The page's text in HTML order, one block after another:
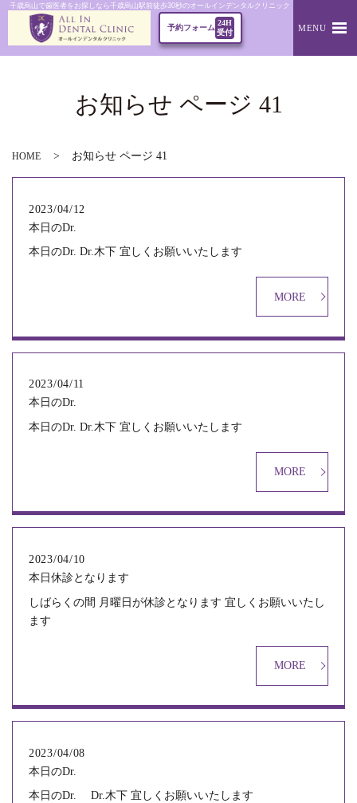
千歳烏山で歯医者をお探しなら千歳烏山駅前徒歩30秒のオールインデンタルクリニック｜本日のDr.
予約フォーム
24H
受付
MENU
お知らせ ページ 41
HOME お知らせ ページ 41
2023/04/12
本日のDr.
本日のDr. Dr.木下 宜しくお願いいたします
MORE
2023/04/11
本日のDr.
本日のDr. Dr.木下 宜しくお願いいたします
MORE
2023/04/10
本日休診となります
しばらくの間 月曜日が休診となります 宜しくお願いいたし
ます
MORE
2023/04/08
本日のDr.
本日のDr. Dr.木下 宜しくお願いいたします